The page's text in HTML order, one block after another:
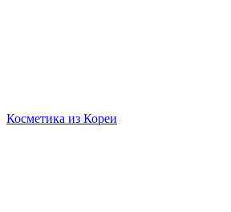
Косметика из Кореи